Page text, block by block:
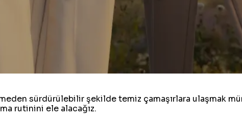
sürdürülebilir şekilde temiz çamaşırlara ulaşmak
rutinini ele alacağız.